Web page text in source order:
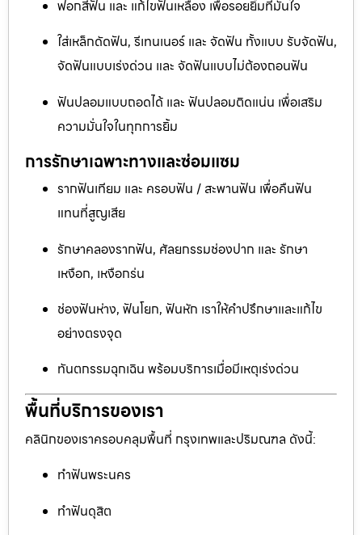
ฟอกสีฟัน และ แก้ไขฟันเหลือง เพื่อรอยยิ้มที่มั่นใจ
ใส่เหล็กดัดฟัน, รีเทนเนอร์ และ จัดฟัน ทั้งแบบ รับจัดฟัน,
จัดฟันแบบเร่งด่วน และ จัดฟันแบบไม่ต้องถอนฟัน
ฟันปลอมแบบถอดได้ และ ฟันปลอมติดแน่น เพื่อเสริม
ความมั่นใจในทุกการยิ้ม
การรักษาเฉพาะทางและซ่อมแซม
รากฟันเทียม และ ครอบฟัน / สะพานฟัน เพื่อคืนฟัน
แทนที่สูญเสีย
รักษาคลองรากฟัน, ศัลยกรรมช่องปาก และ รักษา
เหงือก, เหงือกร่น
ช่องฟันห่าง, ฟันโยก, ฟันหัก เราให้คำปรึกษาและแก้ไข
อย่างตรงจุด
ทันตกรรมฉุกเฉิน พร้อมบริการเมื่อมีเหตุเร่งด่วน
พื้นที่บริการของเรา
คลินิกของเราครอบคลุมพื้นที่ กรุงเทพและปริมณฑล ดังนี้:
ทำฟันพระนคร
ทำฟันดุสิต